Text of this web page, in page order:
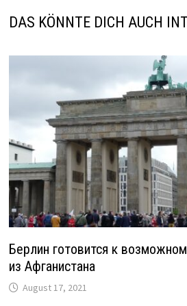
DAS KÖNNTE DICH AUCH
Берлин готовится к
из Афганистана
August 17, 2021